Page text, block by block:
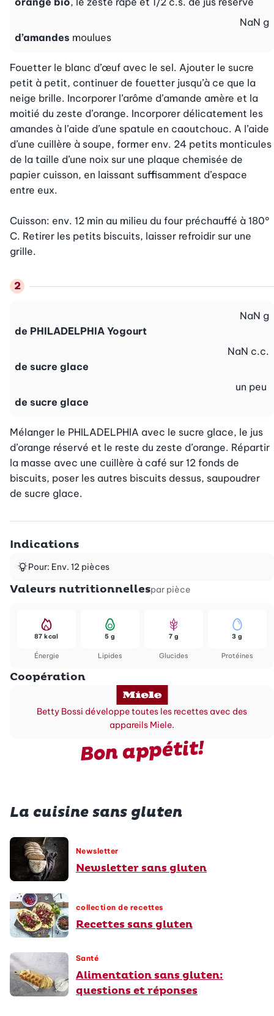
d’amandes moulues
NaN g
Fouetter le blanc d’œuf avec le sel. Ajouter le sucre
petit à petit, continuer de fouetter jusqu’à ce que la
neige brille. Incorporer l’arôme d’amande amère et la
moitié du zeste d’orange. Incorporer délicatement les
amandes à l’aide d’une spatule en caoutchouc. A l’aide
d’une cuillère à soupe, former env. 24 petits monticules
de la taille d’une noix sur une plaque chemisée de
papier cuisson, en laissant suffisamment d’espace
entre eux.
Cuisson: env. 12 min au milieu du four préchauffé à 180°
C. Retirer les petits biscuits, laisser refroidir sur une
grille.
de PHILADELPHIA Yogourt
NaN g
de sucre glace
NaN c.c.
de sucre glace
un peu
Mélanger le PHILADELPHIA avec le sucre glace, le jus
d’orange réservé et le reste du zeste d’orange. Répartir
la masse avec une cuillère à café sur 12 fonds de
biscuits, poser les autres biscuits dessus, saupoudrer
de sucre glace.
Indications
Pour: Env. 12 pièces
Valeurs nutritionnellespar pièce
Énergie
87 kcal
Lipides
5 g
Glucides
7 g
Protéines
3 g
Coopération
Betty Bossi développe toutes les recettes avec des
appareils Miele.
Bon appétit!
La cuisine sans gluten
Newsletter
Newsletter sans gluten
collection de recettes
Recettes sans gluten
Santé
Alimentation sans gluten:
questions et réponses